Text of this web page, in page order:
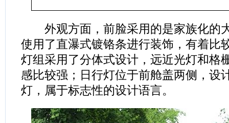
外观方面，前脸采用的是家族化的
使用了直瀑式镀铬条进行装饰，有着比
灯组采用了分体式设计，远近光灯和格
感比较强；日行灯位于前舱盖两侧，设
灯，属于标志性的设计语言。